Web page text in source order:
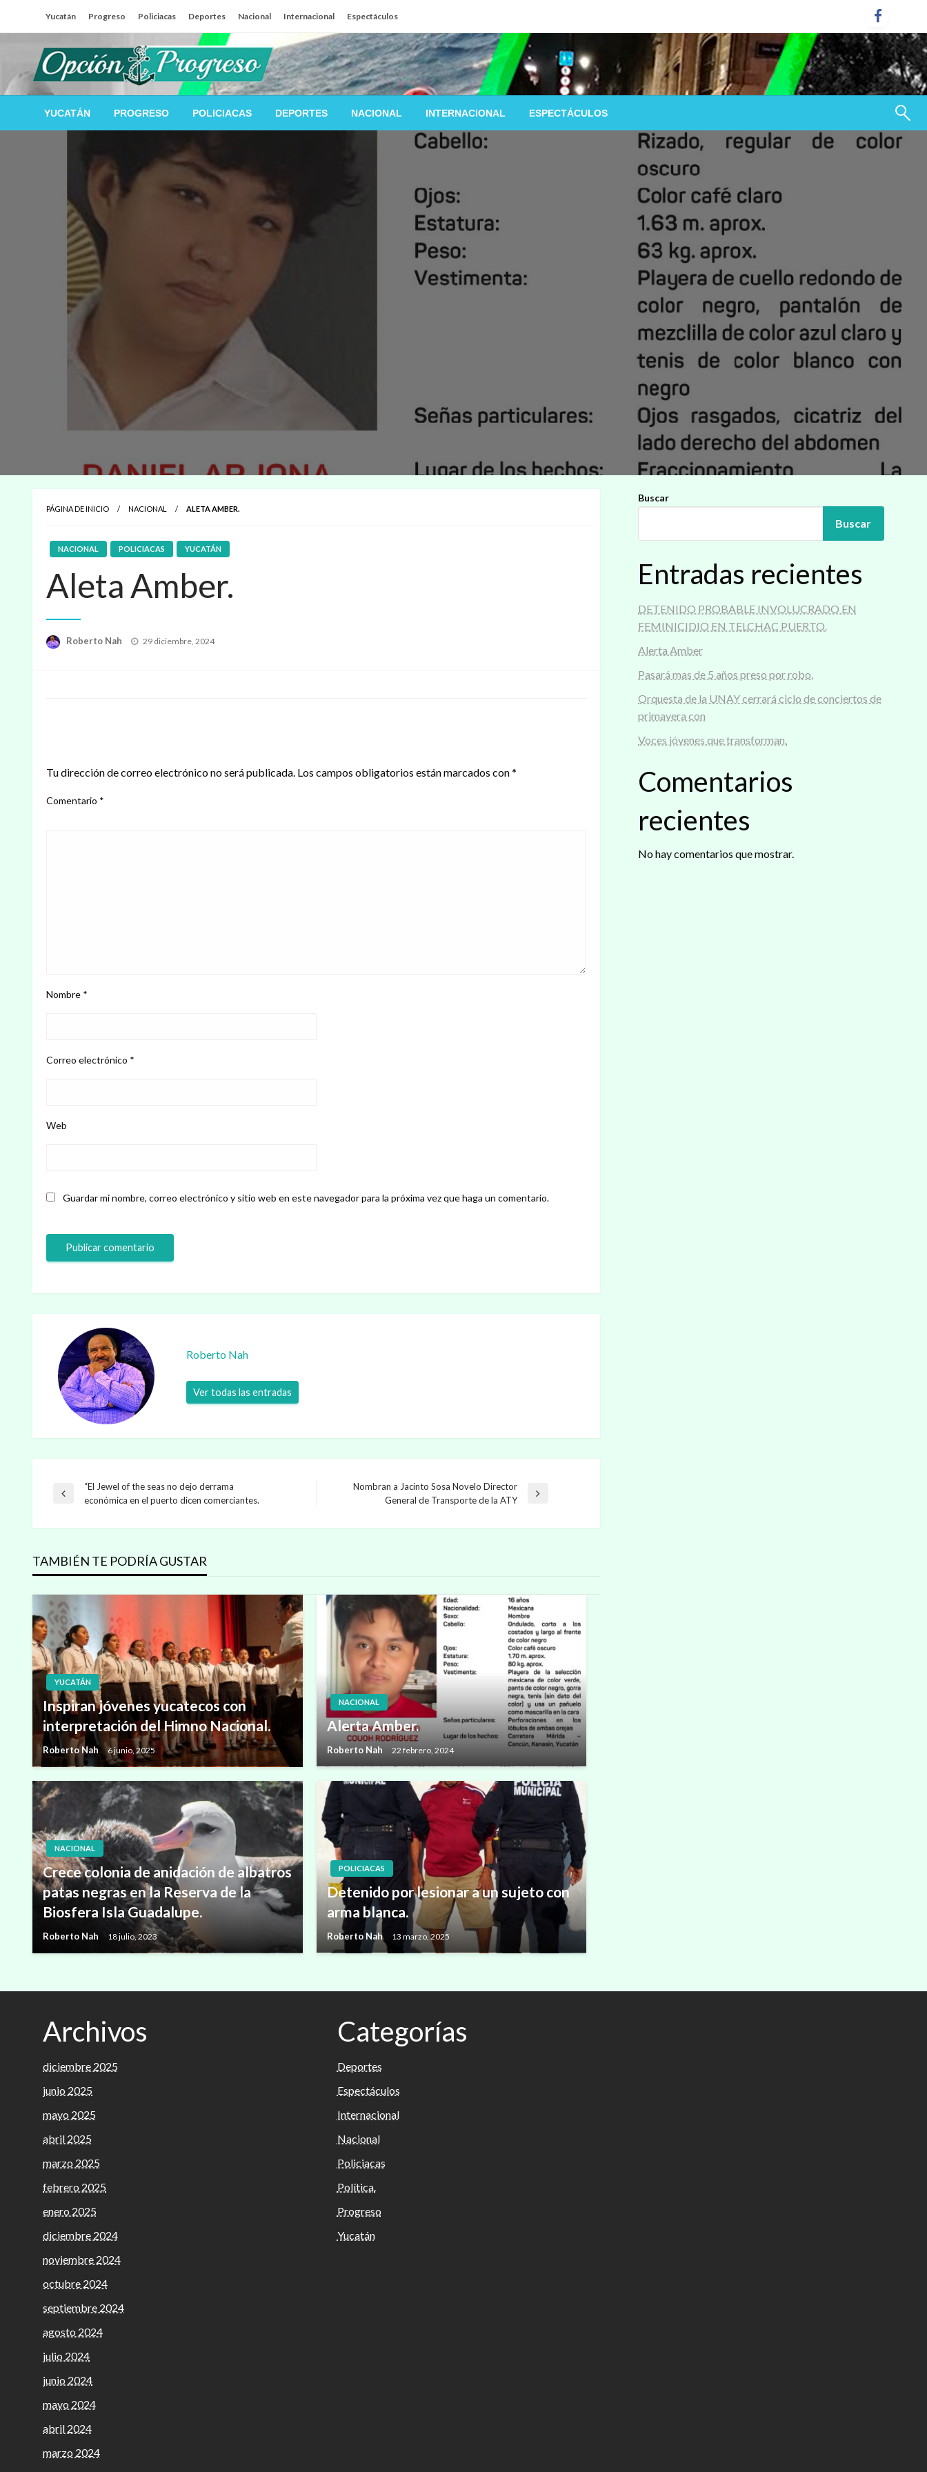
Yucatán Progreso Policiacas Deportes Nacional Internacional Espectáculos
Opción Progreso
Las noticias del día a día del puerto
YUCATÁN PROGRESO POLICIACAS DEPORTES NACIONAL INTERNACIONAL ESPECTÁCULOS
PÁGINA DE INICIO NACIONAL ALETA AMBER.
NACIONAL POLICIACAS YUCATÁN
Aleta Amber.
Roberto Nah
Publicado
29 diciembre, 2024
Tu dirección de correo electrónico no será publicada. Los campos obligatorios están marcados con*
Comentario *
Nombre *
Correo electrónico *
Web
Guardar mi nombre, correo electrónico y sitio web en este navegador para la próxima vez que haga un comentario.
Roberto Nah
Ver todas las entradas
Navegación
de
entradas
Entrada
“El Jewel of the seas no dejo derrama
económica en el puerto dicen comerciantes.
Nombran a Jacinto Sosa Novelo Director
General de Transporte de la ATY
TAMBIÉN TE PODRÍA GUSTAR
YUCATÁN
Inspiran jóvenes yucatecos con
interpretación del Himno Nacional.
Roberto Nah 6 junio, 2025
NACIONAL
Alerta Amber.
Roberto Nah 22 febrero, 2024
NACIONAL
Crece colonia de anidación de albatros
patas negras en la Reserva de la
Biosfera Isla Guadalupe.
Roberto Nah 18 julio, 2023
POLICIACAS
Detenido por lesionar a un sujeto con
arma blanca.
Roberto Nah 13 marzo, 2025
Buscar
Buscar
Entradas recientes
DETENIDO PROBABLE INVOLUCRADO EN
FEMINICIDIO EN TELCHAC PUERTO.
Alerta Amber
Pasará mas de 5 años preso por robo.
Orquesta de la UNAY cerrará ciclo de conciertos de
primavera con
Voces jóvenes que transforman.
Comentarios
recientes
No hay comentarios que mostrar.
Archivos
diciembre 2025
junio 2025
mayo 2025
abril 2025
marzo 2025
febrero 2025
enero 2025
diciembre 2024
noviembre 2024
octubre 2024
septiembre 2024
agosto 2024
julio 2024
junio 2024
mayo 2024
abril 2024
marzo 2024
Categorías
Deportes
Espectáculos
Internacional
Nacional
Policiacas
Política.
Progreso
Yucatán